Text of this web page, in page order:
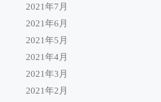
2021年7月
2021年6月
2021年5月
2021年4月
2021年3月
2021年2月